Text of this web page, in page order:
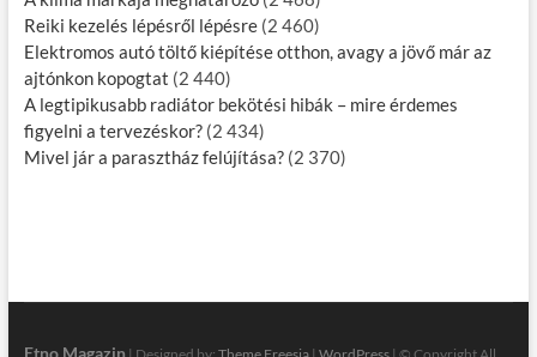
Reiki kezelés lépésről lépésre (2 460)
Elektromos autó töltő kiépítése otthon, avagy a jövő már az
ajtónkon kopogtat (2 440)
A legtipikusabb radiátor bekötési hibák – mire érdemes
figyelni a tervezéskor? (2 434)
Mivel jár a parasztház felújítása? (2 370)
Etno Magazin